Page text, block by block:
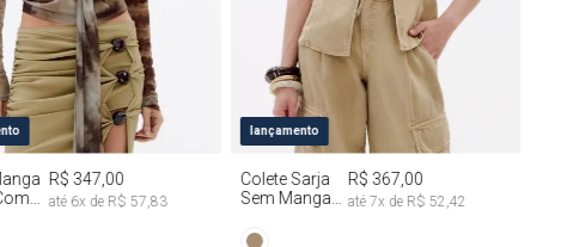
M G
R$ 347,00
até 6x de R$ 57,83
lançamento G
Colete Sarja
Sem Manga
Amarração
R$ 367,00
até7x deR$ 52,42